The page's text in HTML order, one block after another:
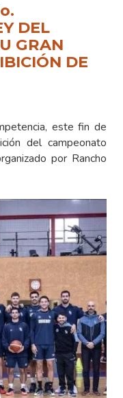
DEL
GRAN
DE
este fin de
del campeonato
por Rancho